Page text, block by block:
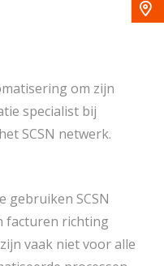

om zijn
specialist bij
SCSN netwerk.
gebruiken SCSN
facturen richting
vaak niet voor alle